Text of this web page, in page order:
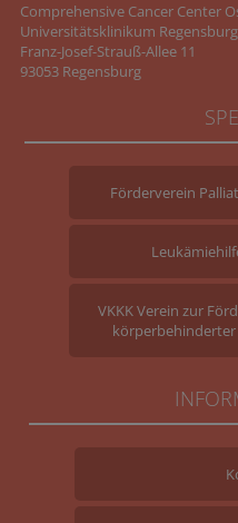
Comprehensive Cancer Center
Universitätsklinikum Regensburg
Franz-Josef-Strauß-Allee 11
93053 Regensburg
Förderverein
VKKK Verein zur
körperbehinderter